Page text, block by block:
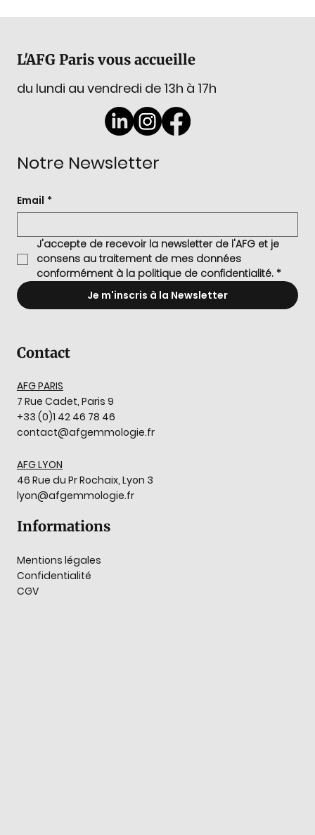
L'AFG Paris vous accueille
du lundi au vendredi de 13h à 17h
Notre Newsletter
Email *
J'accepte de recevoir la newsletter de l'AFG et je
consens au traitement de mes données
conformément à la politique de confidentialité. *
Je m'inscris à la Newsletter
Informations
Mentions légales
Confidentialité
CGV
Contact
AFG PARIS
7 Rue Cadet, Paris 9
+33 (0)1 42 46 78 46
contact@afgemmologie.fr
AFG LYON
46 Rue du Pr Rochaix, Lyon 3
lyon@afgemmologie.fr